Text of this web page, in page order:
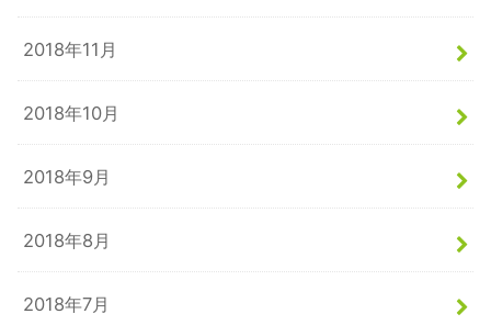
2018年11月
2018年10月
2018年9月
2018年8月
2018年7月